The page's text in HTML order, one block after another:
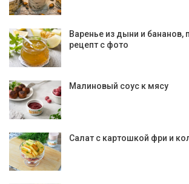
Варенье из дыни и бананов,
рецепт с фото
Малиновый соус к мясу
Салат с картошкой фри и